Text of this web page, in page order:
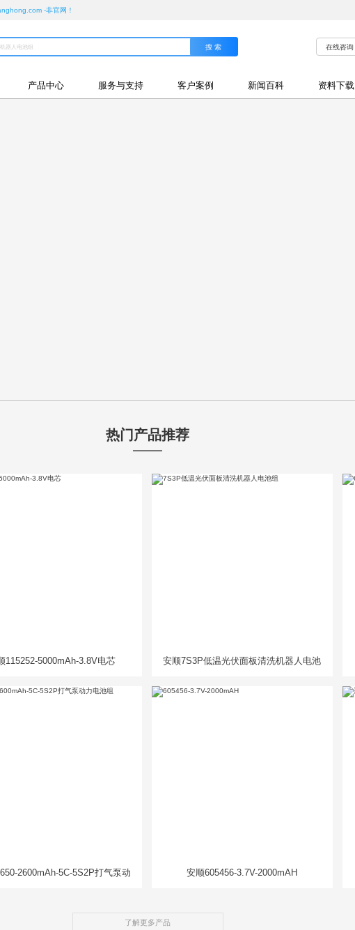
-非官网！
在线咨询
产品中心 服务与支持 客户案例 新闻百科 资料下载
热门产品推荐
115252-5000mAh-3.8V电芯
安顺7S3P低温光伏面板清洗机器人电池
2600mAh-5C-5S2P打气泵动
安顺605456-3.7V-2000mAH
了解更多产品